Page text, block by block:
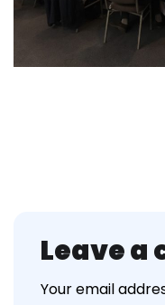
Leave a
Your email